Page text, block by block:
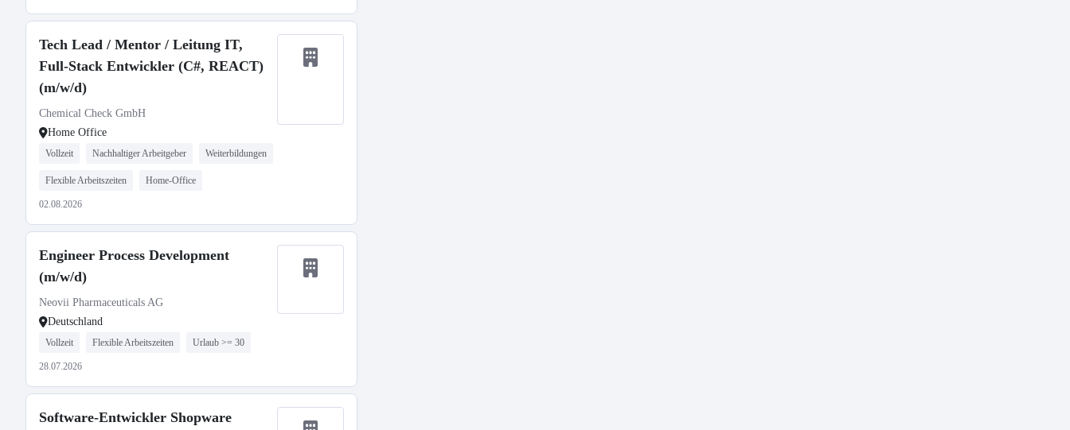
Tech Lead / Mentor / Leitung IT,
Full-Stack Entwickler (C#, REACT)
(m/w/d)
Chemical Check GmbH
Home Office
Vollzeit Nachhaltiger Arbeitgeber Weiterbildungen
Flexible Arbeitszeiten Home-Office
02.08.2026
Engineer Process Development
(m/w/d)
Neovii Pharmaceuticals AG
Deutschland
Vollzeit Flexible Arbeitszeiten Urlaub >= 30
28.07.2026
Software-Entwickler Shopware